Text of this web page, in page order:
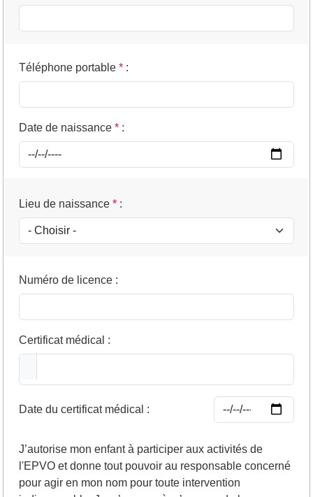
Téléphone portable * :
Date de naissance * :
Lieu de naissance * :
Numéro de licence :
Certificat médical :
Date du certificat médical :
J’autorise mon enfant à participer aux activités de
l'EPVO et donne tout pouvoir au responsable concerné
pour agir en mon nom pour toute intervention